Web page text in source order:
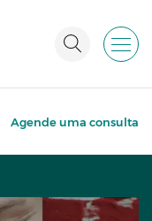
Agende uma consulta